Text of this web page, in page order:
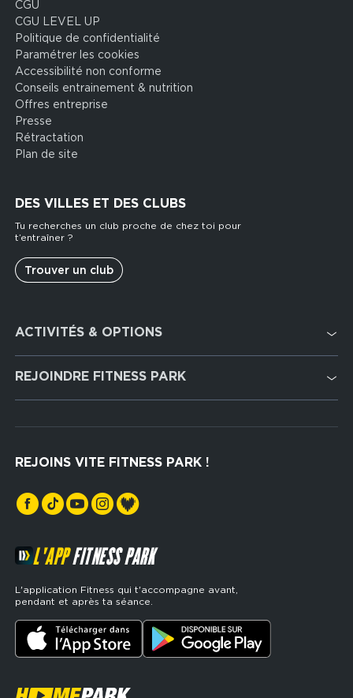
CGU
CGU LEVEL UP
Politique de confidentialité
Paramétrer les cookies
Accessibilité non conforme
Conseils entrainement & nutrition
Offres entreprise
Presse
Rétractation
Plan de site
DES VILLES ET DES CLUBS
Tu recherches un club proche de chez toi pour
t’entraîner ?
Trouver un club
services
ACTIVITÉS & OPTIONS
Cardio Training
Musculation
Hyrox Zone
Cross Training
REJOINDRE FITNESS PARK
REJOINS VITE FITNESS PARK !
L'APPFITNESS PARK
L'application Fitness qui t'accompagne avant,
pendant et après ta séance.